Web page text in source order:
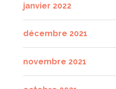
janvier 2022
décembre 2021
novembre 2021